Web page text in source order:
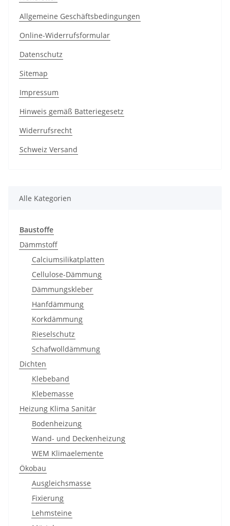
Allgemeine Geschäftsbedingungen
Online-Widerrufsformular
Datenschutz
Sitemap
Impressum
Hinweis gemäß Batteriegesetz
Widerrufsrecht
Schweiz Versand
Alle Kategorien
Baustoffe
Dämmstoff
Calciumsilikatplatten
Cellulose-Dämmung
Dämmungskleber
Hanfdämmung
Korkdämmung
Rieselschutz
Schafwolldämmung
Dichten
Klebeband
Klebemasse
Heizung Klima Sanitär
Bodenheizung
Wand- und Deckenheizung
WEM Klimaelemente
Ökobau
Ausgleichsmasse
Fixierung
Lehmsteine